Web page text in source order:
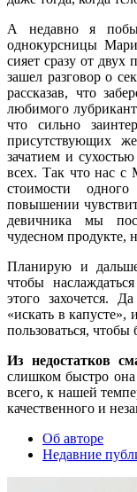
А недавно я
однокурсницы
сияет сразу от двух
зашел разговор о
рассказав, что
любимого
что сильно
присутствующих
зачатием и
всех. Так что нас с
стоимости
повышении
девичника мы
чудесном продукте,
Планирую и
чтобы
этого захочется.
«искать в
пользоваться, чтобы
Из недостатков
слишком быстро она
всего, к нашей
качественного и
Об авторе
Недавние